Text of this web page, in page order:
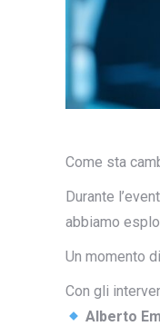
Come sta
Durante
abbiamo
Un momento
Con gli
Alberto